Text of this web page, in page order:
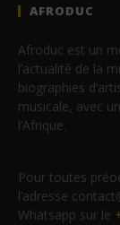
AFRODUC
Afroduc est un
l’actualité de la
biographies
musicale, avec
l’Afrique.
Pour toutes
l’adresse
Whatsapp sur le